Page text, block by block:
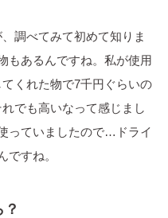
調べてみて初めて知りま
もあるんですね。私が使用
くれた物で7千円ぐらいの
でも高いなって感じまし
っていましたので…ドライ
ですね。